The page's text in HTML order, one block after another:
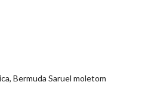
Bermuda Saruel moletom